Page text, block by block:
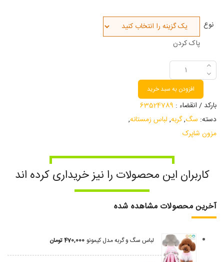
نوع
پاک کردن
افزودن به سبد خرید
بارکد / انقضاء : 63524789
دسته: سگ,گربه, لباس زمستانه,
مزون شاپرک
کاربران این محصولات را نیز خریداری کرده اند
آخرین محصولات مشاهده شده
لباس سگ و گربه مدل کیمونو 470,000تومان